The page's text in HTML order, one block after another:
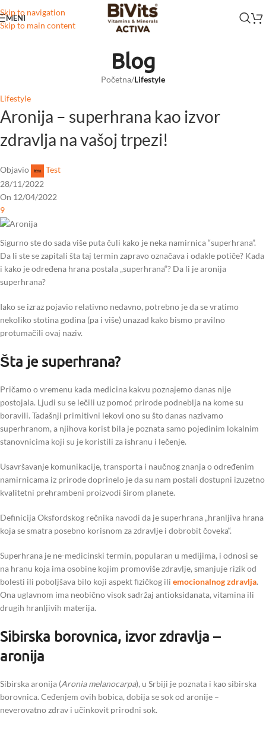
Skip to navigation
Skip to main content
MENI
Blog
Početna/Lifestyle
Lifestyle
Aronija – superhrana kao izvor
zdravlja na vašoj trpezi!
Objavio
Test
28/11/2022
On 12/04/2022
9
Sigurno ste do sada više puta čuli kako je neka namirnica “superhrana”.
Da li ste se zapitali šta taj termin zapravo označava i odakle potiče? Kada
i kako je određena hrana postala „superhrana“? Da li je aronija
superhrana?
Iako se izraz pojavio relativno nedavno, potrebno je da se vratimo
nekoliko stotina godina (pa i više) unazad kako bismo pravilno
protumačili ovaj naziv.
Šta je superhrana?
Pričamo o vremenu kada medicina kakvu poznajemo danas nije
postojala. Ljudi su se lečili uz pomoć prirode podneblja na kome su
boravili. Tadašnji primitivni lekovi ono su što danas nazivamo
superhranom, a njihova korist bila je poznata samo pojedinim lokalnim
stanovnicima koji su je koristili za ishranu i lečenje.
Usavršavanje komunikacije, transporta i naučnog znanja o određenim
namirnicama iz prirode doprinelo je da su nam postali dostupni izuzetno
kvalitetni prehrambeni proizvodi širom planete.
Definicija Oksfordskog rečnika navodi da je superhrana „hranljiva hrana
koja se smatra posebno korisnom za zdravlje i dobrobit čoveka“.
Superhrana je ne-medicinski termin, popularan u medijima, i odnosi se
na hranu koja ima osobine kojim promoviše zdravlje, smanjuje rizik od
bolesti ili poboljšava bilo koji aspekt fizičkog ili emocionalnog zdravlja.
Ona uglavnom ima neobično visok sadržaj antioksidanata, vitamina ili
drugih hranljivih materija.
Sibirska borovnica, izvor zdravlja –
aronija
Sibirska aronija (Aronia melanocarpa), u Srbiji je poznata i kao sibirska
borovnica. Ceđenjem ovih bobica, dobija se sok od aronije –
neverovatno zdrav i učinkovit prirodni sok.